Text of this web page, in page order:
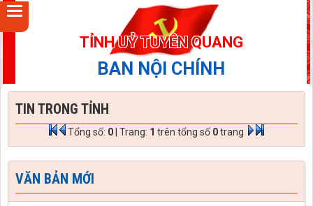
TỈNH UỶ TUYÊN QUANG
BAN NỘI CHÍNH
TIN TRONG TỈNH
Tổng số: 0| Trang: 1 trên tổng số 0trang
VĂN BẢN MỚI